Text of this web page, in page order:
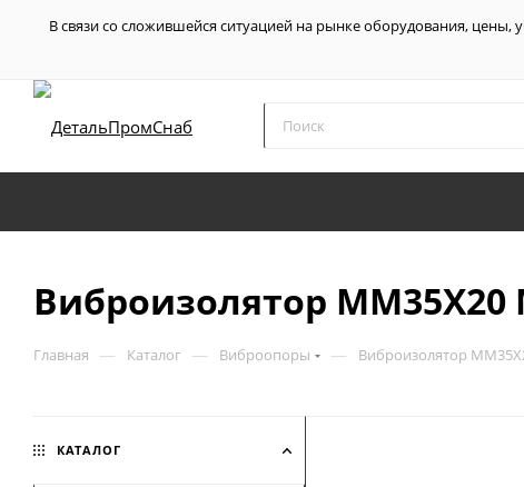
В связи со сложившейся ситуацией на рынке оборудования,
Виброизолятор MM35X20
Главная — Каталог — Виброопоры — Виброизолятор
КАТАЛОГ